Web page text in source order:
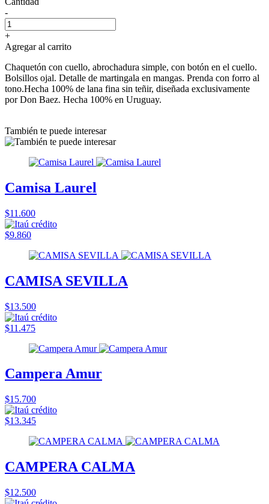
-
+
Agregar al carrito
Chaquetón con cuello, abrochadura simple, con botón en el cuello.
Bolsillos ojal. Detalle de martingala en mangas. Prenda con forro al
tono.Hecha 100% de lana fina sin teñir, diseñada exclusivamente
por Don Baez. Hecha 100% en Uruguay.
También te puede interesar
Camisa Laurel
$11.600
$9.860
CAMISA SEVILLA
$13.500
$11.475
Campera Amur
$15.700
$13.345
CAMPERA CALMA
$12.500